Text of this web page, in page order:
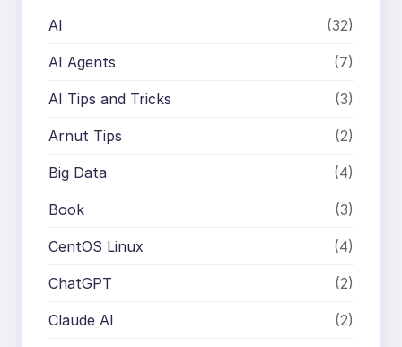
AI (32)
AI Agents (7)
AI Tips and Tricks (3)
Arnut Tips (2)
Big Data (4)
Book (3)
CentOS Linux (4)
ChatGPT (2)
Claude AI (2)